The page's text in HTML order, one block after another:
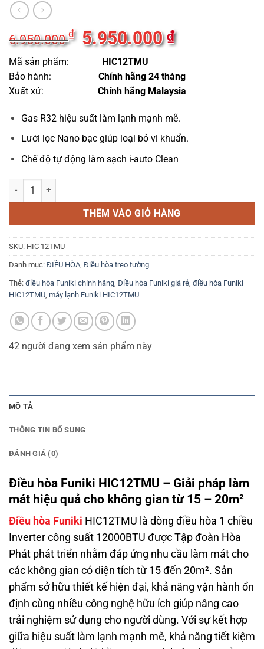
6.950.000₫
Giá
gốc
6.950.000 ₫.
5.950.000₫Giá
hiện
là:
5.950.000 ₫.
Mã sản phẩm:
HIC12TMU
Bảo hành: Chính hãng 24 tháng
Xuất xứ: Chính hãng Malaysia
Gas R32 hiệu suất làm lạnh mạnh mẽ.
Lưới lọc Nano bạc giúp loại bỏ vi khuẩn.
Chế độ tự động làm sạch i-auto Clean
Điều hòa Funiki Inverter 1 Chiều 12.000 BTU HIC 12TMU số lượng
THÊM VÀO GIỎ HÀNG
SKU: HIC 12TMU
Danh mục: ĐIỀU HÒA, Điều hòa treo tường
Thẻ: điều hòa Funiki chính hãng, Điều hòa Funiki giá rẻ, điều hòa Funiki
HIC12TMU, máy lạnh Funiki HIC12TMU
42 người đang xem sản phẩm này
MÔ TẢ
THÔNG TIN BỔ SUNG
ĐÁNH GIÁ (0)
Điều hòa Funiki HIC12TMU – Giải pháp làm
mát hiệu quả cho không gian từ 15 – 20m²
Điều hòa Funiki HIC12TMU là dòng điều hòa 1 chiều
Inverter công suất 12000BTU được Tập đoàn Hòa
Phát phát triển nhằm đáp ứng nhu cầu làm mát cho
các không gian có diện tích từ 15 đến 20m². Sản
phẩm sở hữu thiết kế hiện đại, khả năng vận hành ổn
định cùng nhiều công nghệ hữu ích giúp nâng cao
trải nghiệm sử dụng cho người dùng. Với sự kết hợp
giữa hiệu suất làm lạnh mạnh mẽ, khả năng tiết kiệm